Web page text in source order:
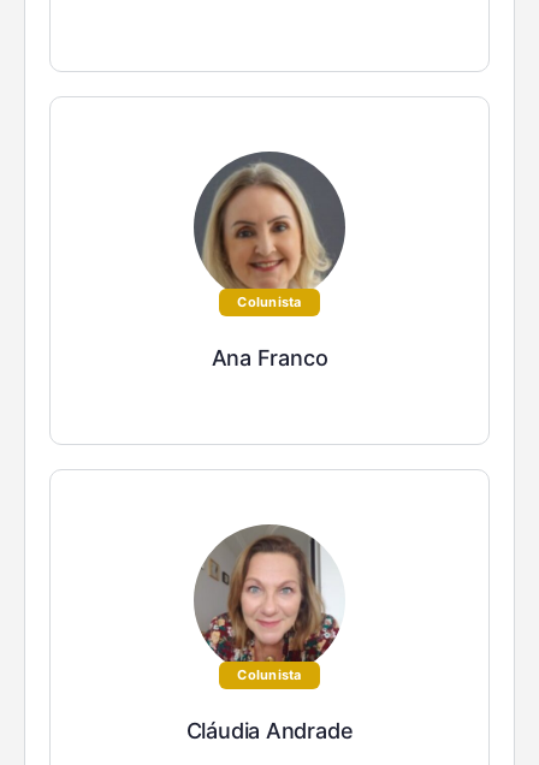
Colunista
Ana Franco
Colunista
Cláudia Andrade